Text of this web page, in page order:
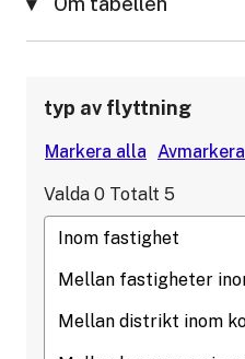
typ av flyttning
Valda 0 Totalt 5